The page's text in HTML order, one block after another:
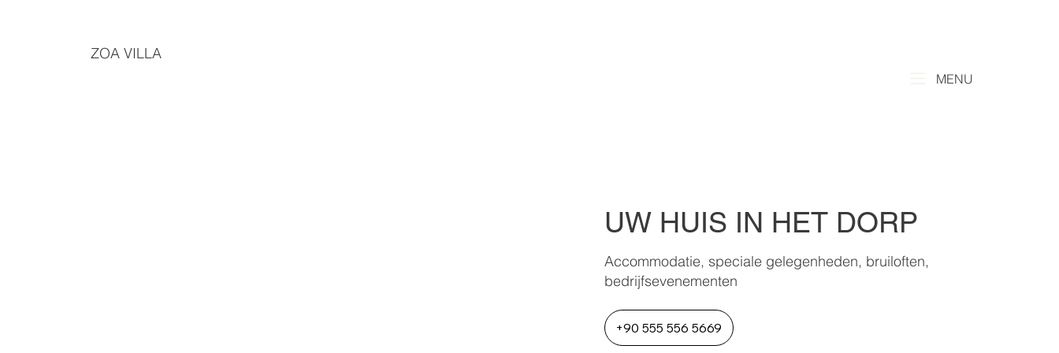
ZOA VILLA
MENU
UW HUIS IN HET DORP
Accommodatie, speciale gelegenheden, bruiloften,
bedrijfsevenementen
+90 555 556 5669